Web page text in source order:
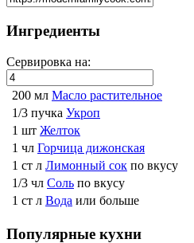
Ингредиенты
Сервировка на:
200 мл Масло растительное
1/3 пучка Укроп
1 шт Желток
1 чл Горчица дижонская
1 ст л Лимонный сок по вкусу
1/3 чл Соль по вкусу
1 ст л Вода или больше
Популярные кухни